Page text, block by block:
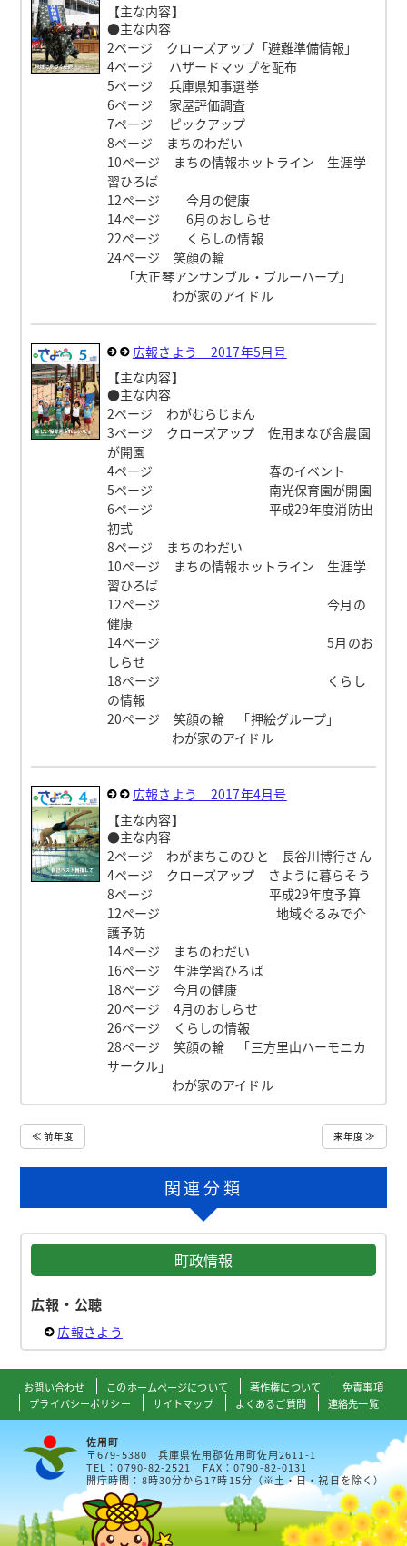
【主な内容】
●主な内容
2ページ クローズアップ「避難準備情報」
4ページ ハザードマップを配布
5ページ 兵庫県知事選挙
6ページ 家屋評価調査
7ページ ピックアップ
8ページ まちのわだい
10ページ まちの情報ホットライン 生涯学
習ひろば
12ページ 今月の健康
14ページ 6月のおしらせ
22ページ くらしの情報
24ページ 笑顔の輪
「大正琴アンサンブル・ブルーハープ」
わが家のアイドル
広報さよう 2017年5月号
【主な内容】
●主な内容
2ページ わがむらじまん
3ページ クローズアップ 佐用まなび舎農園
が開園
4ページ 春のイベント
5ページ 南光保育園が開園
6ページ 平成29年度消防出
初式
8ページ まちのわだい
10ページ まちの情報ホットライン 生涯学
習ひろば
12ページ 今月の
健康
14ページ 5月のお
しらせ
18ページ くらし
の情報
20ページ 笑顔の輪 「押絵グループ」
わが家のアイドル
広報さよう 2017年4月号
【主な内容】
●主な内容
2ページ わがまちこのひと 長谷川博行さん
4ページ クローズアップ さように暮らそう
8ページ 平成29年度予算
12ページ 地域ぐるみで介
護予防
14ページ まちのわだい
16ページ 生涯学習ひろば
18ページ 今月の健康
20ページ 4月のおしらせ
26ページ くらしの情報
28ページ 笑顔の輪 「三方里山ハーモニカ
サークル」
わが家のアイドル
≪ 前年度 来年度 ≫
関連分類
町政情報
広報・公聴
広報さよう
お問い合わせ このホームページについて 著作権について
免責事項
プライバシーポリシー
サイトマップ よくあるご質問 連絡先一覧
佐用町
〒679-5380 兵庫県佐用郡佐用町佐用2611-1
TEL：0790-82-2521 FAX：0790-82-0131
開庁時間：8時30分から17時15分（※土・日・祝日を除く）